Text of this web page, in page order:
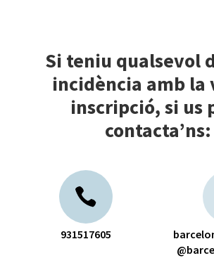
Si teniu qualsevol
incidència amb la
inscripció, si us
contacta’ns:
931517605